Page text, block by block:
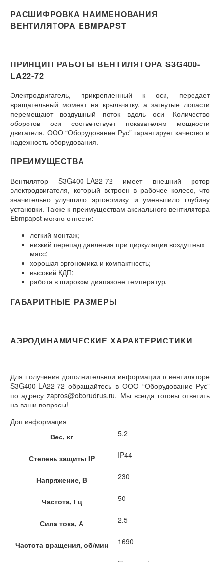
РАСШИФРОВКА НАИМЕНОВАНИЯ
ВЕНТИЛЯТОРА EBMPAPST
ПРИНЦИП РАБОТЫ ВЕНТИЛЯТОРА S3G400-
LA22-72
Электродвигатель, прикрепленный к оси, передает
вращательный момент на крыльчатку, а загнутые лопасти
перемещают воздушный поток вдоль оси. Количество
оборотов оси соответствует показателям мощности
двигателя. ООО “Оборудование Рус” гарантирует качество и
надежность оборудования.
ПРЕИМУЩЕСТВА
Вентилятор S3G400-LA22-72 имеет внешний ротор
электродвигателя, который встроен в рабочее колесо, что
значительно улучшило эргономику и уменьшило глубину
установки. Также к преимуществам аксиального вентилятора
Ebmpapst можно отнести:
легкий монтаж;
низкий перепад давления при циркуляции воздушных
масс;
хорошая эргономика и компактность;
высокий КДП;
работа в широком диапазоне температур.
ГАБАРИТНЫЕ РАЗМЕРЫ
АЭРОДИНАМИЧЕСКИЕ ХАРАКТЕРИСТИКИ
Для получения дополнительной информации о вентиляторе
S3G400-LA22-72 обращайтесь в ООО “Оборудование Рус”
по адресу zapros@oborudrus.ru. Мы всегда готовы ответить
на ваши вопросы!
Доп информация
Вес, кг
5.2
Степень защиты IP IP44
Напряжение, В 230
Частота, Гц 50
Сила тока, А 2.5
Частота вращения, об/мин 1690